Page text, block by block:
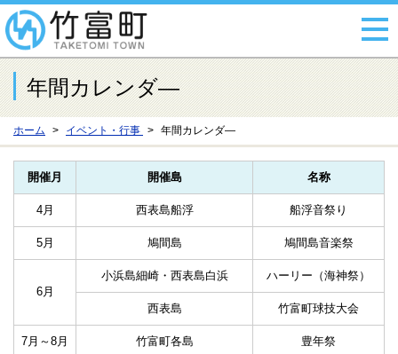
年間カレンダ―
ホーム イベント・行事 年間カレンダ―
開催月 開催島 名称
4月 西表島船浮 船浮音祭り
5月 鳩間島 鳩間島音楽祭
6月
小浜島細崎・西表島白浜 ハーリー（海神祭）
西表島 竹富町球技大会
7月～8月 竹富町各島 豊年祭